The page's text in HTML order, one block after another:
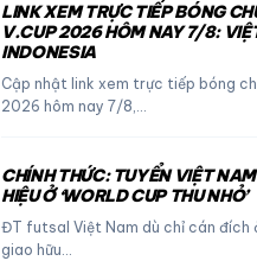
LINK XEM TRỰC TIẾP BÓNG
V.CUP 2026 HÔM NAY 7/8:
INDONESIA
Cập nhật link xem trực tiếp bóng
2026 hôm nay 7/8,…
CHÍNH THỨC: TUYỂN VIỆT
HIỆU Ở ‘WORLD CUP THU NHỎ’
ĐT futsal Việt Nam dù chỉ cán đích
giao hữu…